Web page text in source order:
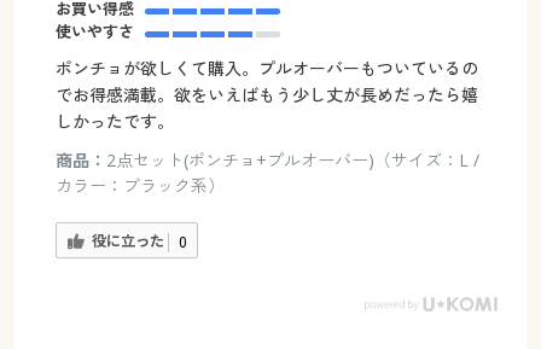
お買い得感
使いやすさ
ポンチョが欲しくて購入。プルオーバーもついているの
でお得感満載。欲をいえばもう少し丈が長めだったら嬉
しかったです。
商品： 2点セット(ポンチョ+プルオーバー)（サイズ：L /
カラー：ブラック系）
役に立った 0